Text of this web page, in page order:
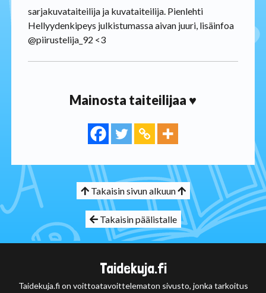
sarjakuvataiteilija ja kuvataiteilija. Pienlehti
Hellyydenkipeys julkistumassa aivan juuri, lisäinfoa
@piirustelija_92 <3
Mainosta taiteilijaa ♥
Takaisin sivun alkuun
Takaisin päälistalle
Taidekuja.fi
Taidekuja.fi on voittoatavoittelematon sivusto, jonka tarkoitus